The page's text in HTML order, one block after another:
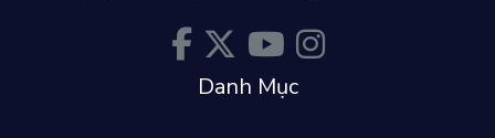
Danh Mục